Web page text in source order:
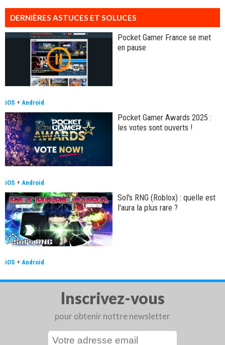
DERNIÈRES ASTUCES ET SOLUCES
Pocket Gamer France se met
en pause
iOS + Android
Pocket Gamer Awards 2025 :
les votes sont ouverts !
iOS + Android
Sol's RNG (Roblox) : quelle est
l'aura la plus rare ?
iOS + Android
Inscrivez-vous
pour obtenir nottre newsletter